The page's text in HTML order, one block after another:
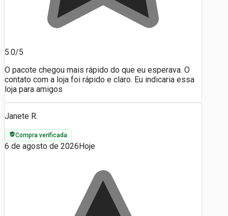
5.0/5
O pacote chegou mais rápido do que eu esperava. O
contato com a loja foi rápido e claro. Eu indicaria essa
loja para amigos
Janete R.
Compra verificada
6 de agosto de 2026Hoje